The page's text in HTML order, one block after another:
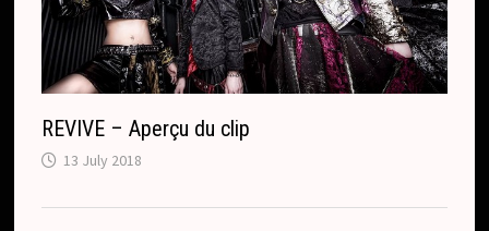
REVIVE – Aperçu du clip
13 July 2018